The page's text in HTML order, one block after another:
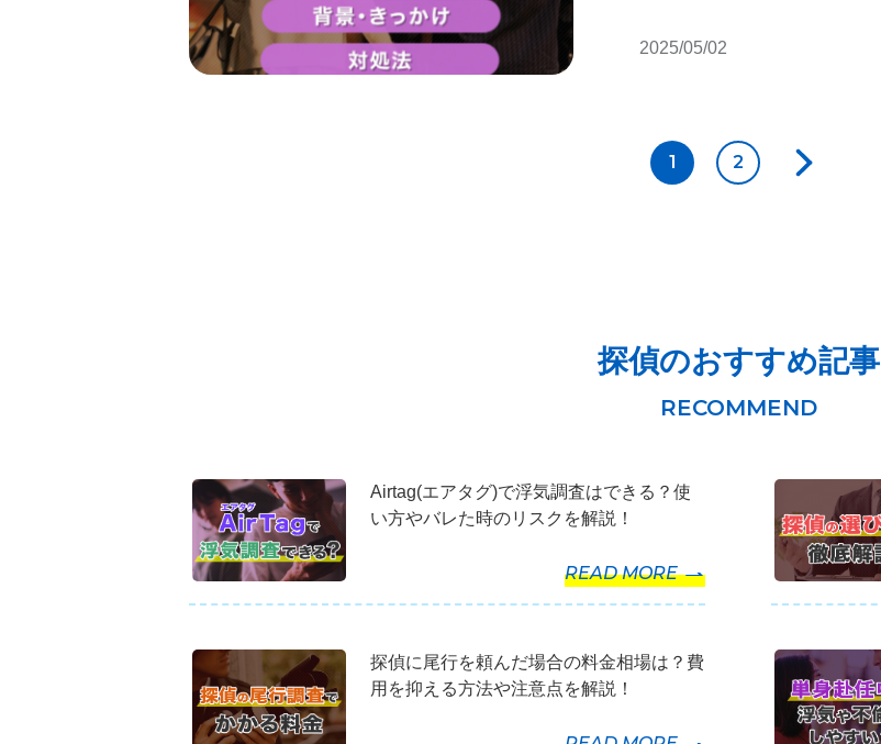
2025/05/02
1 2
探偵のおすすめ記事
Airtag(エアタグ)で浮気調査はできる？使
い方やバレた時のリスクを解説！
READ MORE
探偵に尾行を頼んだ場合の料金相場は？費
用を抑える方法や注意点を解説！